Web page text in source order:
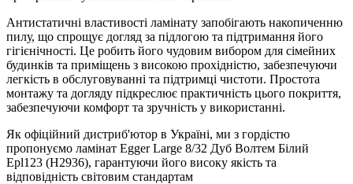
Антистатичні властивості ламінату запобігають накопиченню
пилу, що спрощує догляд за підлогою та підтримання його
гігієнічності. Це робить його чудовим вибором для сімейних
будинків та приміщень з високою прохідністю, забезпечуючи
легкість в обслуговуванні та підтримці чистоти. Простота
монтажу та догляду підкреслює практичність цього покриття,
забезпечуючи комфорт та зручність у використанні.
Як офіційний дистриб'ютор в Україні, ми з гордістю
пропонуємо ламінат Egger Large 8/32 Дуб Волтем Білий
Epl123 (H2936), гарантуючи його високу якість та
відповідність світовим стандартам